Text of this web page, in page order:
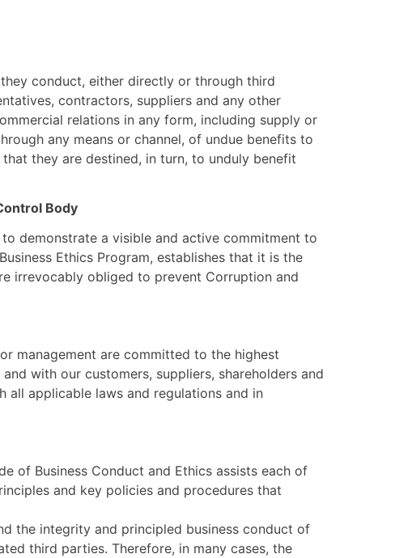
they conduct, either directly or through third
contractors, suppliers and any other
relations in any form, including supply or
any means or channel, of undue benefits to
they are destined, in turn, to unduly benefit
Body
demonstrate a visible and active commitment to
Ethics Program, establishes that it is the
irrevocably obliged to prevent Corruption and
management are committed to the highest
with our customers, suppliers, shareholders and
all applicable laws and regulations and in
of Business Conduct and Ethics assists each of
and key policies and procedures that
the integrity and principled business conduct of
third parties. Therefore, in many cases, the